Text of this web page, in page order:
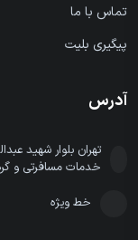
تماس با ما
پیگیری بلیت
آدرس
خدمات مسافرتی و
خط ویژه